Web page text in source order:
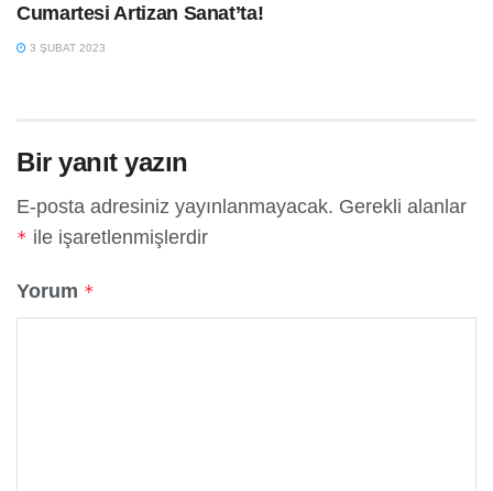
Cumartesi Artizan Sanat’ta!
3 ŞUBAT 2023
Bir yanıt yazın
E-posta adresiniz yayınlanmayacak. Gerekli alanlar
* ile işaretlenmişlerdir
Yorum *